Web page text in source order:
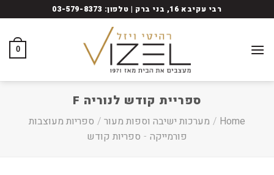
to
רבי עקיבא 16, בני ברק | טלפון: 03-579-8373
0
ספריית קודש לנוריה F
Home
/ מערכות ישיבה וספות מעור / ספריות מעוצבות
פורמייקה - ספריות קודש